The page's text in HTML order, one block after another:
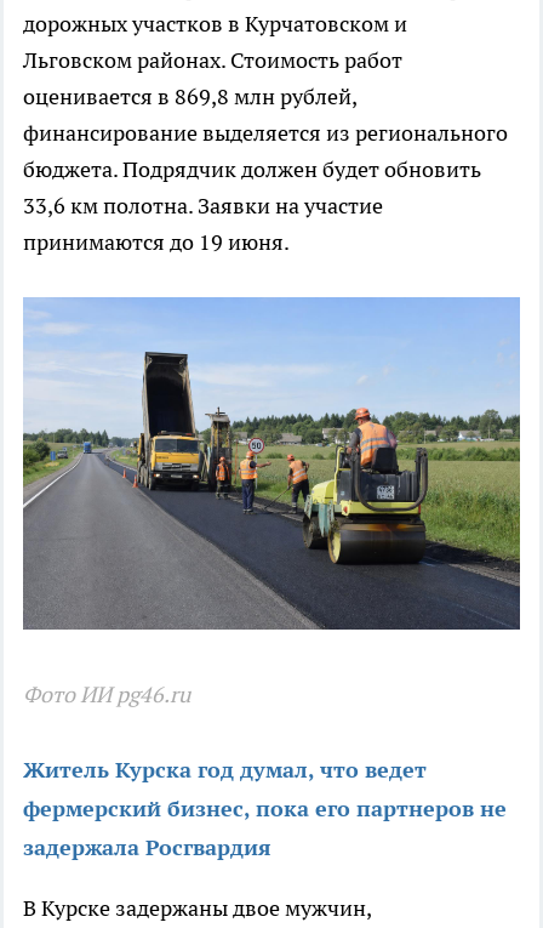
дорожных участков в Курчатовском и
Льговском районах. Стоимость работ
оценивается в 869,8 млн рублей,
финансирование выделяется из регионального
бюджета. Подрядчик должен будет обновить
33,6 км полотна. Заявки на участие
принимаются до 19 июня.
Фото ИИ pg46.ru
Житель Курска год думал, что ведет
фермерский бизнес, пока его партнеров не
задержала Росгвардия
В Курске задержаны двое мужчин,